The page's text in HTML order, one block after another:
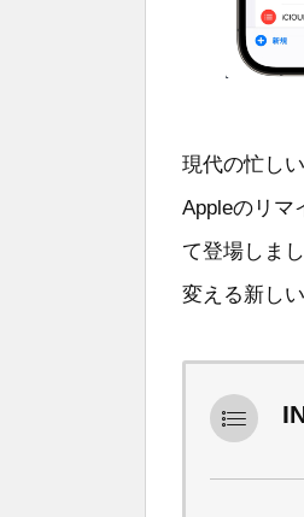
現代の忙し
Appleのリマ
て登場しま
変える新し